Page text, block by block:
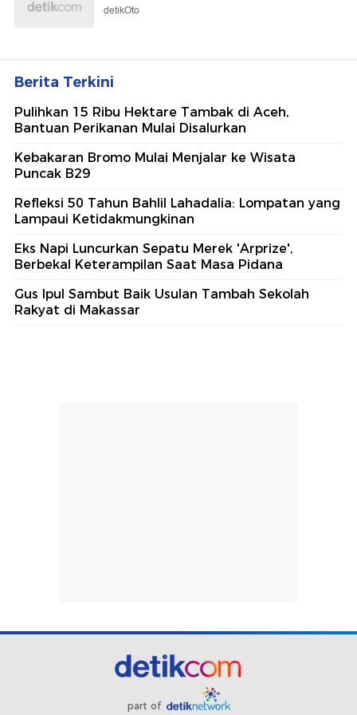
detikOto
Berita Terkini
Pulihkan 15 Ribu Hektare Tambak di Aceh,
Bantuan Perikanan Mulai Disalurkan
Kebakaran Bromo Mulai Menjalar ke Wisata
Puncak B29
Refleksi 50 Tahun Bahlil Lahadalia: Lompatan yang
Lampaui Ketidakmungkinan
Eks Napi Luncurkan Sepatu Merek 'Arprize',
Berbekal Keterampilan Saat Masa Pidana
Gus Ipul Sambut Baik Usulan Tambah Sekolah
Rakyat di Makassar
part of